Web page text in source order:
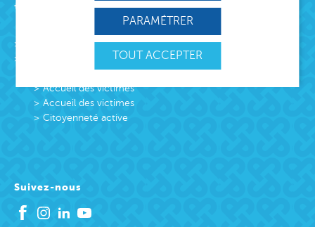
Acteur de lien social
Protection Enfance et Familles
Accueil des victimes
Accueil des victimes
Citoyenneté active
Suivez-nous
TOUT ACCEPTER
PARAMÉTRER